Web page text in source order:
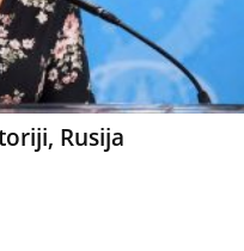
Rusija